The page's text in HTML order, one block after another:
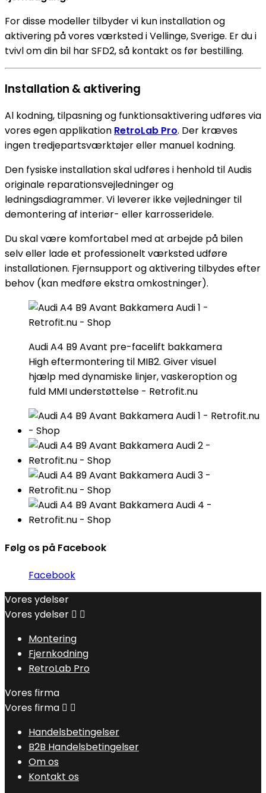
For disse modeller tilbyder vi kun installation og
aktivering på vores værksted i Vellinge, Sverige. Er du i
tvivl om din bil har SFD2, så kontakt os før bestilling.
Installation & aktivering
Al kodning, tilpasning og funktionsaktivering udføres via
vores egen applikation RetroLab Pro. Der kræves
ingen tredjepartsværktøjer eller manuel kodning.
Den fysiske installation skal udføres i henhold til Audis
originale reparationsvejledninger og
ledningsdiagrammer. Vi leverer ikke vejledninger til
demontering af interiør- eller karrosseridele.
Du skal være komfortabel med at arbejde på bilen
selv eller lade et professionelt værksted udføre
installationen. Fjernsupport og aktivering tilbydes efter
behov (kan medføre ekstra omkostninger).
Audi A4 B9 Avant pre-facelift bakkamera
High eftermontering til MIB2. Giver visuel
hjælp med dynamiske linjer, vaskeroption og
fuld MMI understøttelse - Retrofit.nu
Følg os på Facebook
Facebook
Vores ydelser
Vores ydelser  
Montering
Fjernkodning
RetroLab Pro
Vores firma
Vores firma  
Handelsbetingelser
B2B Handelsbetingelser
Om os
Kontakt os